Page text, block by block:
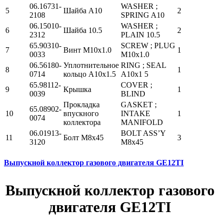
5
06.16731-
2108
Шайба А10
WASHER ;
SPRING A10
2
6
06.15010-
2312
Шайба 10.5
WASHER ;
PLAIN 10.5
2
7
65.90310-
0033
Винт М10х1.0
SCREW ; PLUG
M10x1.0
1
8
06.56180-
0714
Уплотнительное
кольцо А10х1.5
RING ; SEAL
A10x1 5
1
9
65.98112-
0039
Крышка
COVER ;
BLIND
1
10
65.08902-
0074
Прокладка
впускного
коллектора
GASKET ;
INTAKE
MANIFOLD
1
11
06.01913-
3120
Болт М8х45
BOLT ASS’Y
M8x45
3
Выпускной коллектор газового двигателя GE12TI
Выпускной коллектор газового
двигателя GE12TI